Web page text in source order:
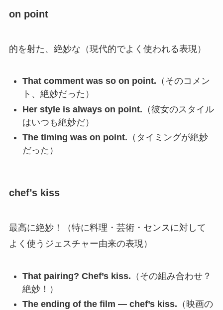
on point
的を射た、絶妙な（現代的でよく使われる表現）
That comment was so on point. （そのコメン
ト、絶妙だった）
Her style is always on point. （彼女のスタイル
はいつも絶妙だ）
The timing was on point. （タイミングが絶妙
だった）
chef’s kiss
最高に絶妙！（特に料理・芸術・センスに対して
よく使うジェスチャー由来の表現）
That pairing? Chef’s kiss. （その組み合わせ？
絶妙！）
The ending of the film — chef’s kiss. （映画の